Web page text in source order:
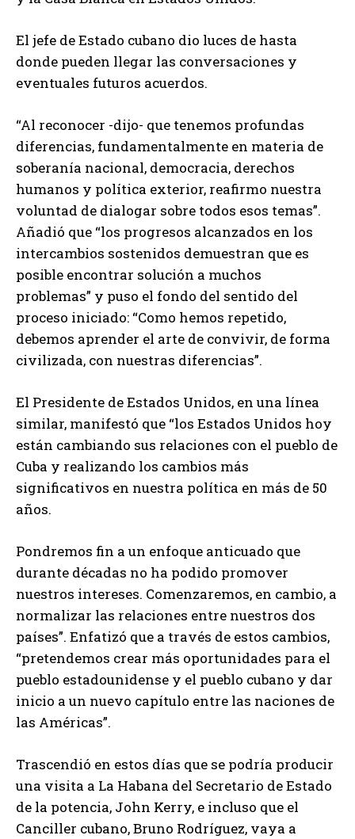
El jefe de Estado cubano dio luces de hasta
donde pueden llegar las conversaciones y
eventuales futuros acuerdos.
“Al reconocer -dijo- que tenemos profundas
diferencias, fundamentalmente en materia de
soberanía nacional, democracia, derechos
humanos y política exterior, reafirmo nuestra
voluntad de dialogar sobre todos esos temas”.
Añadió que “los progresos alcanzados en los
intercambios sostenidos demuestran que es
posible encontrar solución a muchos
problemas” y puso el fondo del sentido del
proceso iniciado: “Como hemos repetido,
debemos aprender el arte de convivir, de forma
civilizada, con nuestras diferencias”.
El Presidente de Estados Unidos, en una línea
similar, manifestó que “los Estados Unidos hoy
están cambiando sus relaciones con el pueblo de
Cuba y realizando los cambios más
significativos en nuestra política en más de 50
años.
Pondremos fin a un enfoque anticuado que
durante décadas no ha podido promover
nuestros intereses. Comenzaremos, en cambio, a
normalizar las relaciones entre nuestros dos
países”. Enfatizó que a través de estos cambios,
“pretendemos crear más oportunidades para el
pueblo estadounidense y el pueblo cubano y dar
inicio a un nuevo capítulo entre las naciones de
las Américas”.
Trascendió en estos días que se podría producir
una visita a La Habana del Secretario de Estado
de la potencia, John Kerry, e incluso que el
Canciller cubano, Bruno Rodríguez, vaya a